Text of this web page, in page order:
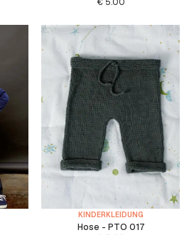
KINDERKLEIDUNG
Hose - PTO 017